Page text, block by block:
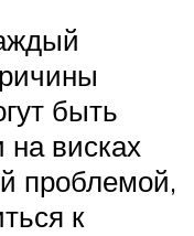
быть
висках
проблемой,
к